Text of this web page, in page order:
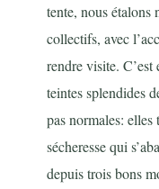
tente, nous étalons
collectifs, avec
rendre visite.
teintes splendides
pas normales:
sécheresse qui
depuis trois bons